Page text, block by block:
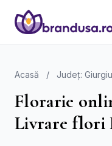
Acasă / Județ: Giurgiu
Florarie
Livrare flori